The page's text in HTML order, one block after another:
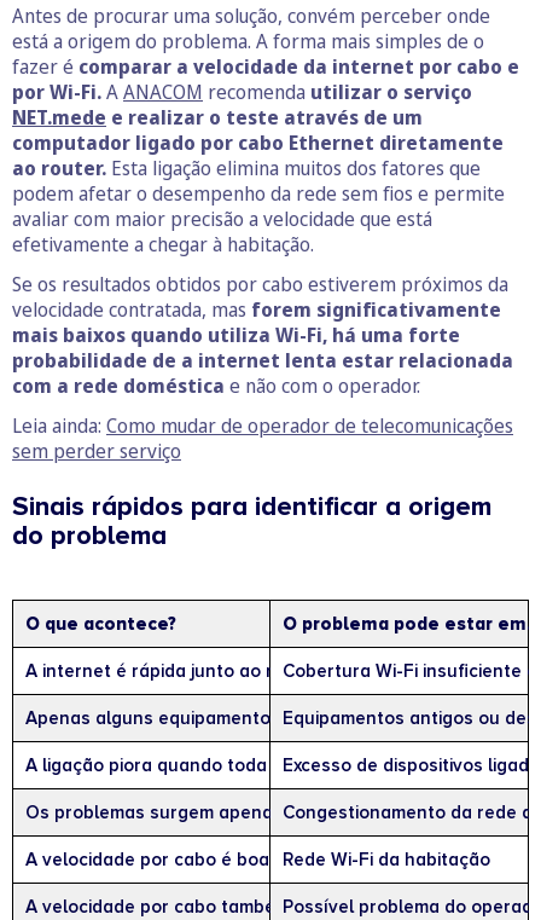
Antes de procurar uma solução, convém perceber onde
está a origem do problema. A forma mais simples de o
fazer é comparar a velocidade da internet por cabo e
por Wi-Fi.AANACOM recomenda utilizar o serviço
NET.mede e realizar o teste através de um
computador ligado por cabo Ethernet diretamente
ao router. Esta ligação elimina muitos dos fatores que
podem afetar o desempenho da rede sem fios e permite
avaliar com maior precisão a velocidade que está
efetivamente a chegar à habitação.
Se os resultados obtidos por cabo estiverem próximos da
velocidade contratada, mas forem significativamente
mais baixos quando utiliza Wi-Fi, há uma forte
probabilidade de a internet lenta estar relacionada
com a rede doméstica e não com o operador.
Leia ainda: Como mudar de operador de telecomunicações
sem perder serviço
Sinais rápidos para identificar a origem
do problema
O que acontece? O problema pode estar em…
A internet é rápida junto ao router, mas lenta noutras
Cobertura Wi-Fi insuficiente
Apenas alguns equipamentos são lentosEquipamentos antigos ou
A ligação piora quando toda a família está online
Excesso de dispositivos
Os problemas surgem apenas em certas horas
Congestionamento da rede
A velocidade por cabo é boa, mas por Wi-Fi é baixa
Rede Wi-Fi da habitação
A velocidade por cabo também está muito abaixo da
Possível problema do